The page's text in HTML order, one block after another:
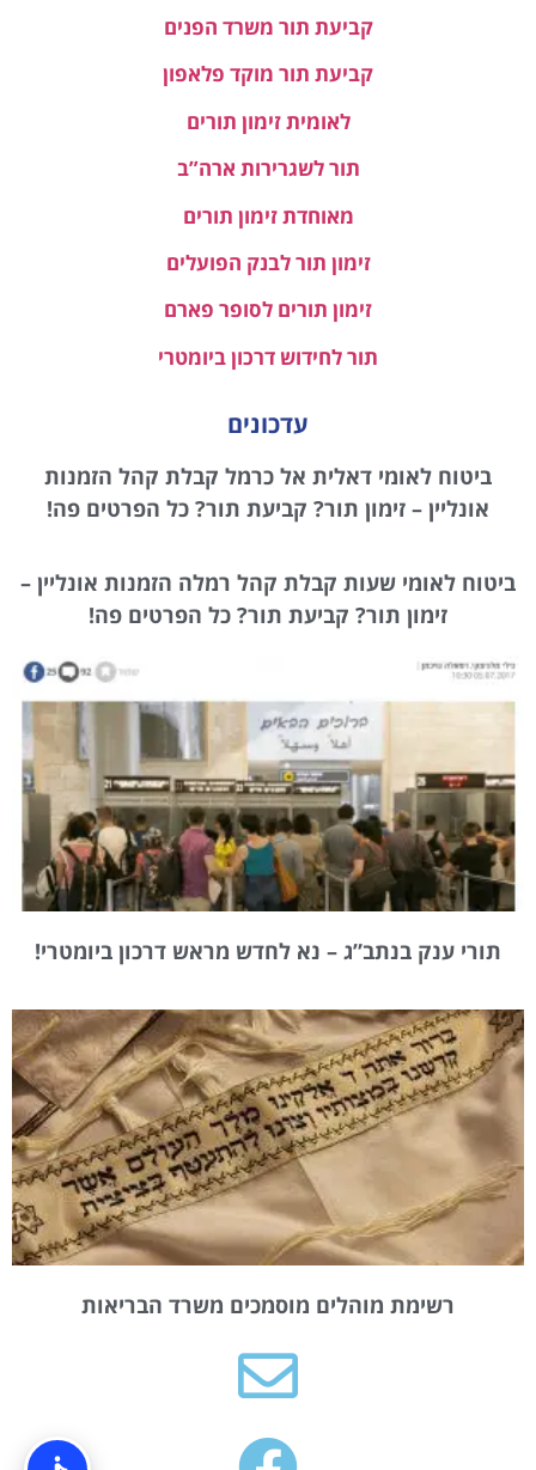
קביעת תור משרד הפנים
קביעת תור מוקד פלאפון
לאומית זימון תורים
תור לשגרירות ארה”ב
מאוחדת זימון תורים
זימון תור לבנק הפועלים
זימון תורים לסופר פארם
תור לחידוש דרכון ביומטרי
עדכונים
ביטוח לאומי דאלית אל כרמל קבלת קהל הזמנות
אונליין – זימון תור? קביעת תור? כל הפרטים פה!
ביטוח לאומי שעות קבלת קהל רמלה הזמנות אונליין –
זימון תור? קביעת תור? כל הפרטים פה!
תורי ענק בנתב”ג – נא לחדש מראש דרכון ביומטרי!
רשימת מוהלים מוסמכים משרד הבריאות